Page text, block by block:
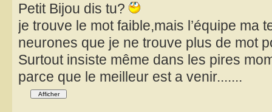
Petit Bijou dis tu?
je trouve le mot faible,mais l’équipe ma
neurones que je ne trouve plus de mot
Surtout insiste même dans les pires
parce que le meilleur est a venir.......